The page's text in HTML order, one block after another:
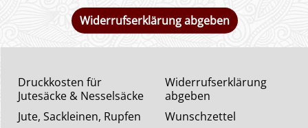
Widerrufserklärung abgeben
Widerrufserklärung
abgeben
Wunschzettel
Druckkosten für
Jutesäcke & Nesselsäcke
Jute, Sackleinen, Rupfen